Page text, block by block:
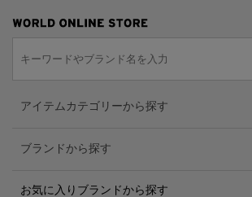
アイテムカテゴリーから探す
ブランドから探す
お気に入りブランドから探す